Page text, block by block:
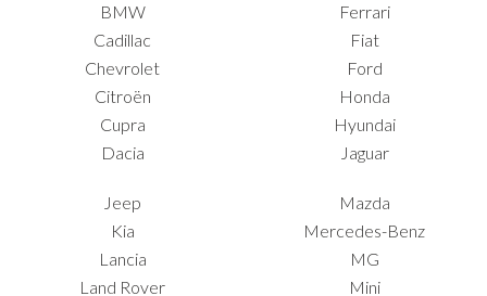
BMW
Cadillac
Chevrolet
Citroën
Cupra
Dacia
Ferrari
Fiat
Ford
Honda
Hyundai
Jaguar
Jeep
Kia
Lancia
Land Rover
Mazda
Mercedes-Benz
MG
Mini